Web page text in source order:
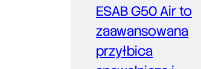
ESAB G50 Air to
zaawansowana
przyłbica